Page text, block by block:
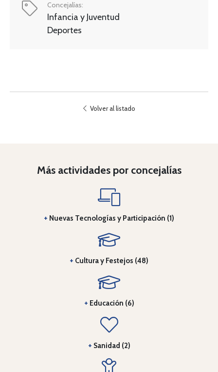
Concejalías:
Infancia y Juventud
Deportes
Volver al listado
Más actividades por concejalías
+ Nuevas Tecnologías y Participación (1)
+ Cultura y Festejos (48)
+ Educación (6)
+ Sanidad (2)